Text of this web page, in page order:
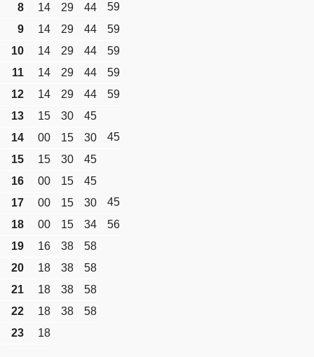
8
14 29 44
59
9
14 29 44
59
10
14 29 44
59
11
14 29 44
59
12
14 29 44
59
13
15 30
45
14
00 15 30
45
15
15 30
45
16
00 15
45
17
00 15 30
45
18
00 15 34
56
19
16 38
58
20
18 38
58
21
18 38
58
22
18 38
58
23
18